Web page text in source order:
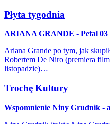
Płyta tygodnia
ARIANA GRANDE - Petal 03
Ariana Grande po tym, jak
Robertem De Niro (premiera
listopadzie)…
Trochę Kultury
Wspomnienie Niny Grudnik -